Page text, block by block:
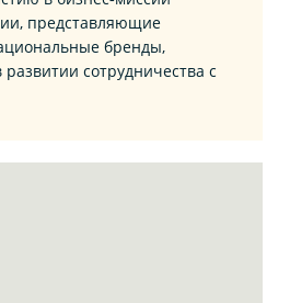
представляющие
бренды,
сотрудничества с